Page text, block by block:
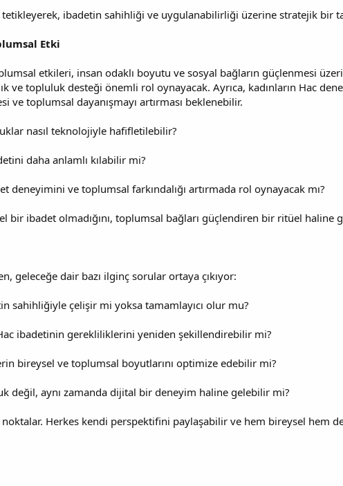
tetikleyerek, ibadetin sahihliği ve uygulanabilirliği üzerine stratejik bir
Etki
etkileri, insan odaklı boyutu ve sosyal bağların güçlenmesi
ve topluluk desteği önemli rol oynayacak. Ayrıca, kadınların Hac
ve toplumsal dayanışmayı artırması beklenebilir.
nasıl teknolojiyle hafifletilebilir?
daha anlamlı kılabilir mi?
ve toplumsal farkındalığı artırmada rol oynayacak mı?
bir ibadet olmadığını, toplumsal bağları güçlendiren bir ritüel
geleceğe dair bazı ilginç sorular ortaya çıkıyor:
sahihliğiyle çelişir mi yoksa tamamlayıcı olur mu?
ibadetinin gerekliliklerini yeniden şekillendirebilir mi?
bireysel ve toplumsal boyutlarını optimize edebilir mi?
değil, aynı zamanda dijital bir deneyim haline gelebilir mi?
noktalar. Herkes kendi perspektifini paylaşabilir ve hem bireysel hem